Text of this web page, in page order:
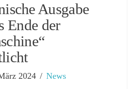
Ausgabe
Ende der
2024 News